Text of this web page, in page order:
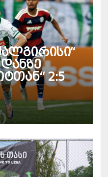
2:5